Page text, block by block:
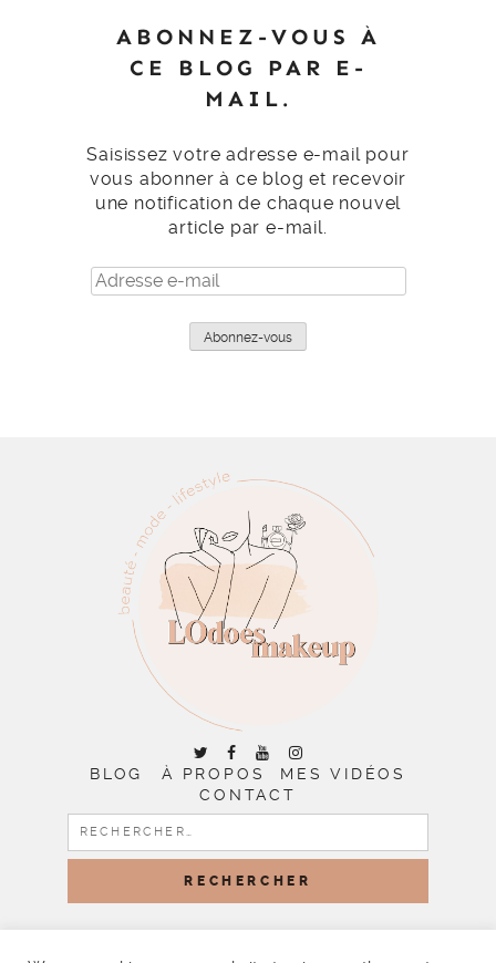
ABONNEZ-VOUS À
CE BLOG PAR E-
MAIL.
Saisissez votre adresse e-mail pour
vous abonner à ce blog et recevoir
une notification de chaque nouvel
article par e-mail.
Adresse
e-
Abonnez-vous
BLOG À PROPOS
MES VIDÉOS
CONTACT
RECHERCHER :